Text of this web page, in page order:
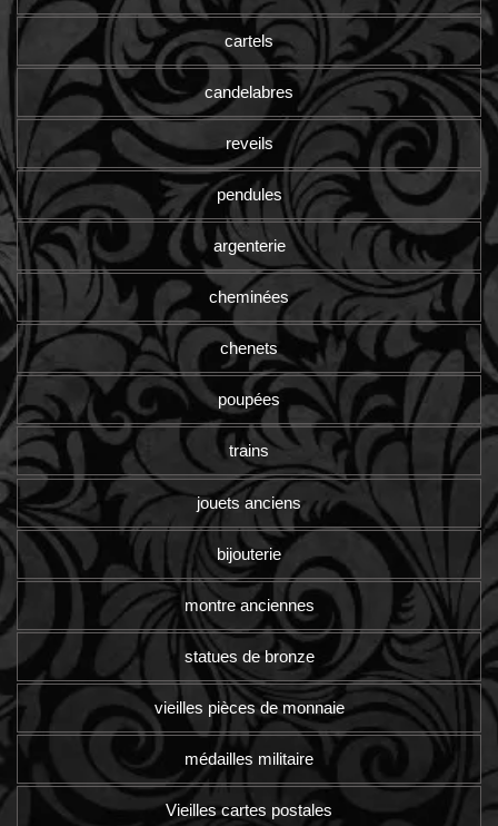
cartels
candelabres
reveils
pendules
argenterie
cheminées
chenets
poupées
trains
jouets anciens
bijouterie
montre anciennes
statues de bronze
vieilles pièces de monnaie
médailles militaire
Vieilles cartes postales